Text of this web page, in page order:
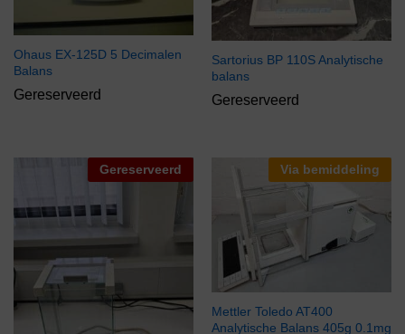
Ohaus EX-125D 5 Decimalen
Balans
Gereserveerd
Sartorius BP 110S Analytische
balans
Gereserveerd
Gereserveerd Via bemiddeling
Mettler Toledo AT400
Analytische Balans 405g 0.1mg